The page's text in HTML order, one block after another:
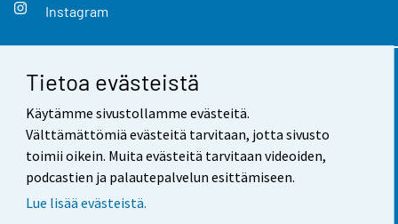
Tietoa evästeistä
Käytämme sivustollamme evästeitä.
Välttämättömiä evästeitä tarvitaan, jotta sivusto
toimii oikein. Muita evästeitä tarvitaan videoiden,
podcastien ja palautepalvelun esittämiseen.
Lue lisää evästeistä.
Instagram
Yhteystiedot
Palaute
Käyttöehdot